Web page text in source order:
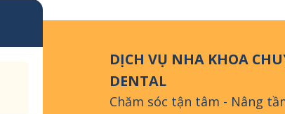
DỊCH VỤ NHA KHOA
DENTAL
Chăm sóc tận tâm - Nâng